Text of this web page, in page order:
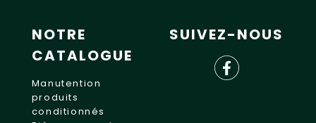
NOTRE
CATALOGUE
Manutention
produits
conditionnés
SUIVEZ-NOUS